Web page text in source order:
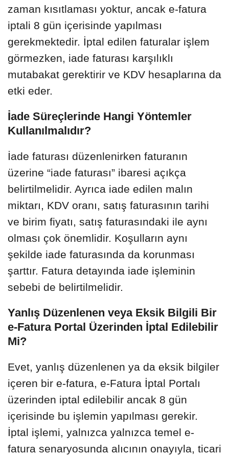
zaman kısıtlaması yoktur, ancak e-fatura
iptali 8 gün içerisinde yapılması
gerekmektedir. İptal edilen faturalar işlem
görmezken, iade faturası karşılıklı
mutabakat gerektirir ve KDV hesaplarına da
etki eder.
İade Süreçlerinde Hangi Yöntemler
Kullanılmalıdır?
İade faturası düzenlenirken faturanın
üzerine “iade faturası” ibaresi açıkça
belirtilmelidir. Ayrıca iade edilen malın
miktarı, KDV oranı, satış faturasının tarihi
ve birim fiyatı, satış faturasındaki ile aynı
olması çok önemlidir. Koşulların aynı
şekilde iade faturasında da korunması
şarttır. Fatura detayında iade işleminin
sebebi de belirtilmelidir.
Yanlış Düzenlenen veya Eksik Bilgili Bir
e-Fatura Portal Üzerinden İptal Edilebilir
Mi?
Evet, yanlış düzenlenen ya da eksik bilgiler
içeren bir e-fatura, e-Fatura İptal Portalı
üzerinden iptal edilebilir ancak 8 gün
içerisinde bu işlemin yapılması gerekir.
İptal işlemi, yalnızca yalnızca temel e-
fatura senaryosunda alıcının onayıyla, ticari